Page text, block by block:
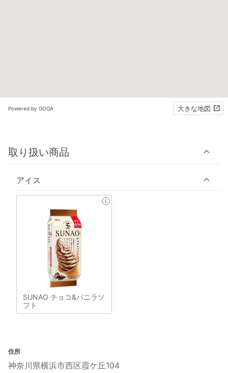
Powered by GOGA 大きな地図
取り扱い商品
アイス
SUNAO チョコ&バニラソ
フト
住所
神奈川県横浜市西区霞ケ丘104